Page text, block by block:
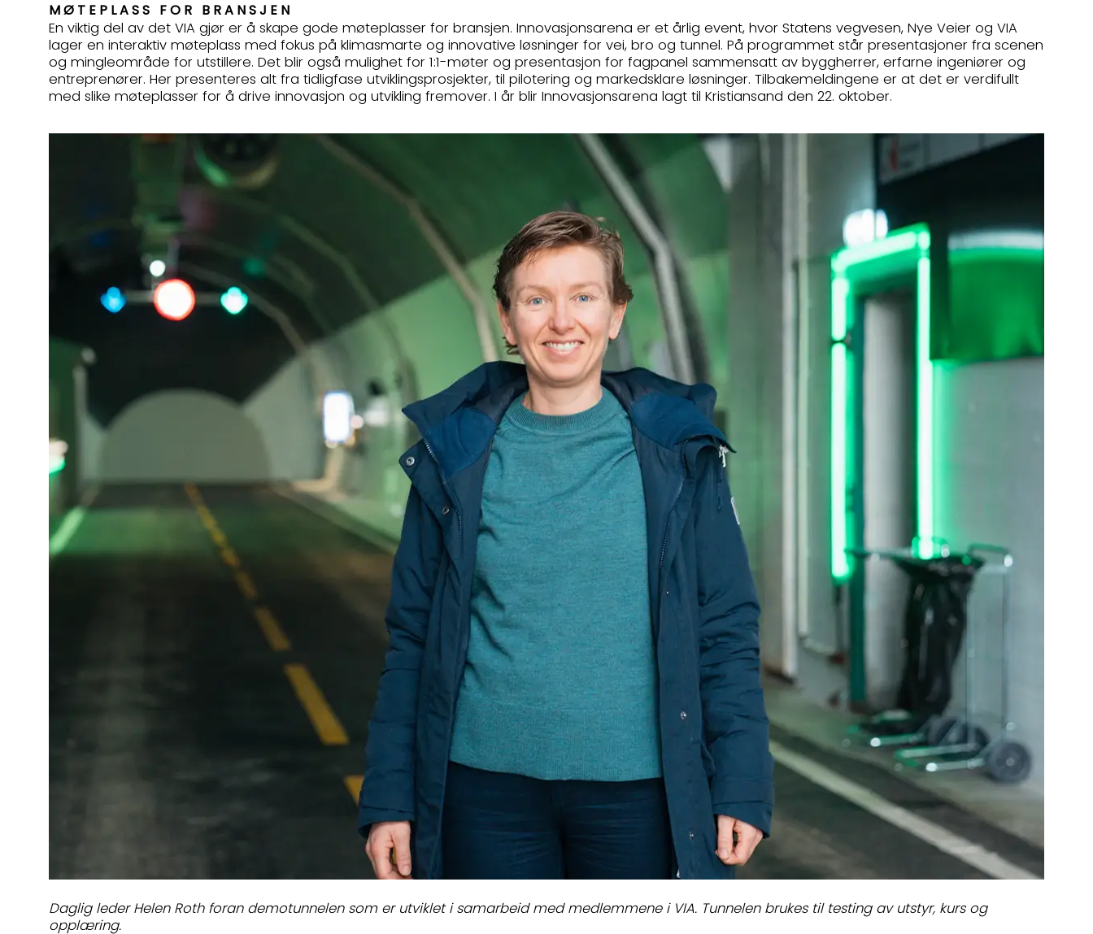
MØTEPLASS FOR BRANSJEN
En viktig del av det VIA gjør er å skape gode møteplasser for bransjen. Innovasjonsarena er et årlig event, hvor Statens vegvesen, Nye Veier og VIA
lager en interaktiv møteplass med fokus på klimasmarte og innovative løsninger for vei, bro og tunnel. På programmet står presentasjoner fra scenen
og mingleområde for utstillere. Det blir også mulighet for 1:1-møter og presentasjon for fagpanel sammensatt av byggherrer, erfarne ingeniører og
entreprenører. Her presenteres alt fra tidligfase utviklingsprosjekter, til pilotering og markedsklare løsninger. Tilbakemeldingene er at det er verdifullt
med slike møteplasser for å drive innovasjon og utvikling fremover. I år blir Innovasjonsarena lagt til Kristiansand den 22. oktober.
Daglig leder Helen Roth foran demotunnelen som er utviklet i samarbeid med medlemmene i VIA. Tunnelen brukes til testing av utstyr, kurs og
opplæring.